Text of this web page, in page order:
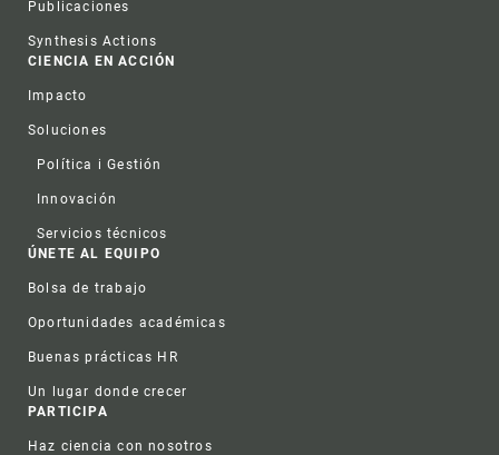
Publicaciones
Synthesis Actions
CIENCIA EN ACCIÓN
Impacto
Soluciones
Política i Gestión
Innovación
Servicios técnicos
ÚNETE AL EQUIPO
Bolsa de trabajo
Oportunidades académicas
Buenas prácticas HR
Un lugar donde crecer
PARTICIPA
Haz ciencia con nosotros